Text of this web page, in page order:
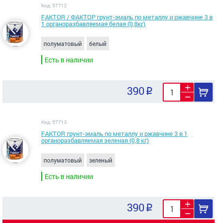
Код: 57712
FAKTOR / ФАКТОР грунт-эмаль по металлу и ржавчине 3 в
1 органоразбавляемая белая (0,8кг)
полуматовый белый
Есть в наличии
390
Код: 57713
FAKTOR грунт-эмаль по металлу и ржавчине 3 в 1
органоразбавляемая зеленая (0,8 кг)
полуматовый зеленый
Есть в наличии
390